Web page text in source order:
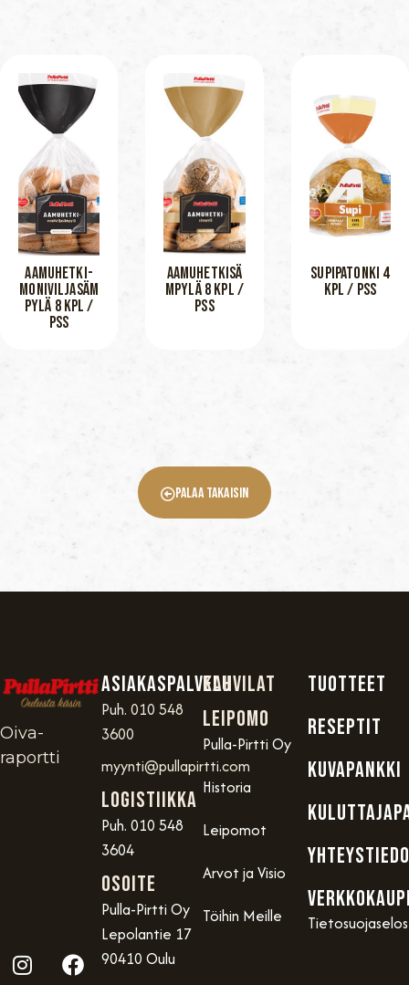
AAMUHETKI-
MONIVILJASÄM
PYLÄ 8 KPL /
PSS
AAMUHETKISÄ
MPYLÄ 8 KPL /
PSS
SUPIPATONKI 4
KPL / PSS
Palaa Takaisin
Oiva-
raportti
Asiakaspalvelu
Puh. 010 548
3600
myynti@pullapirtti.com
Logistiikka
Puh. 010 548
3604
OSOITE
Pulla-Pirtti Oy
Lepolantie 17
90410 Oulu
Kahvilat
Leipomo
Pulla-Pirtti Oy
Historia
Leipomot
Arvot ja Visio
Töihin Meille
TUOTTEET
RESEPTIT
KUVAPANKKI